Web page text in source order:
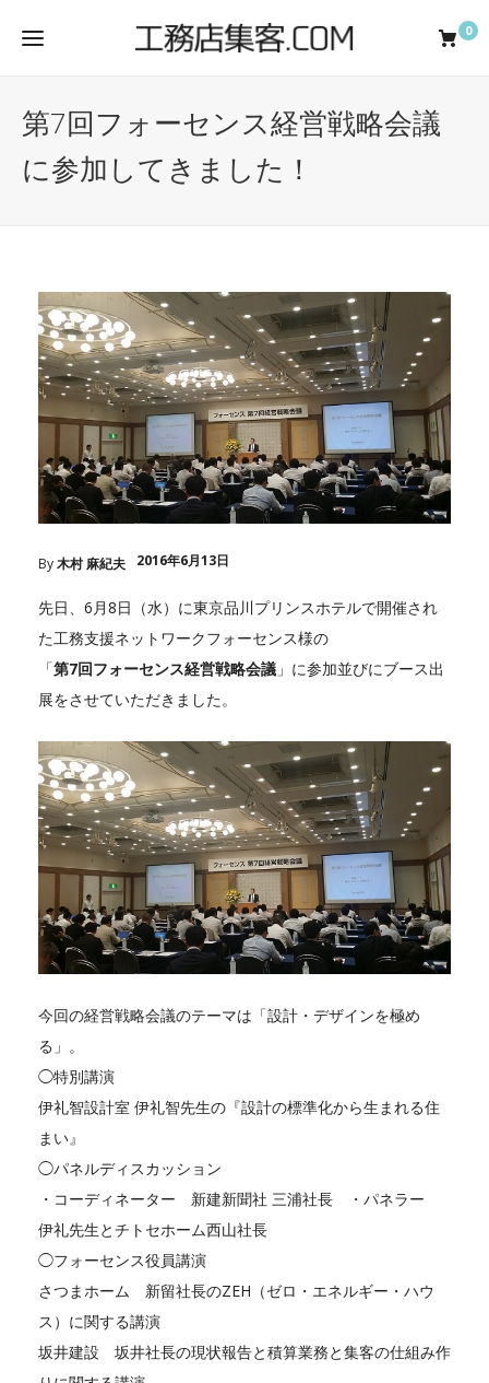
0
第7回フォーセンス経営戦略会議
に参加してきました！
By木村 麻紀夫 2016年6月13日
先日、6月8日（水）に東京品川プリンスホテルで開催され
た工務支援ネットワークフォーセンス様の
「第7回フォーセンス経営戦略会議 」に参加並びにブース出
展をさせていただきました。
今回の経営戦略会議のテーマは「設計・デザインを極め
る」。
◯特別講演
伊礼智設計室 伊礼智先生の『設計の標準化から生まれる住
まい』
◯パネルディスカッション
・コーディネーター 新建新聞社 三浦社長 ・パネラー
伊礼先生とチトセホーム西山社長
◯フォーセンス役員講演
さつまホーム 新留社長のZEH（ゼロ・エネルギー・ハウ
ス）に関する講演
坂井建設 坂井社長の現状報告と積算業務と集客の仕組み作